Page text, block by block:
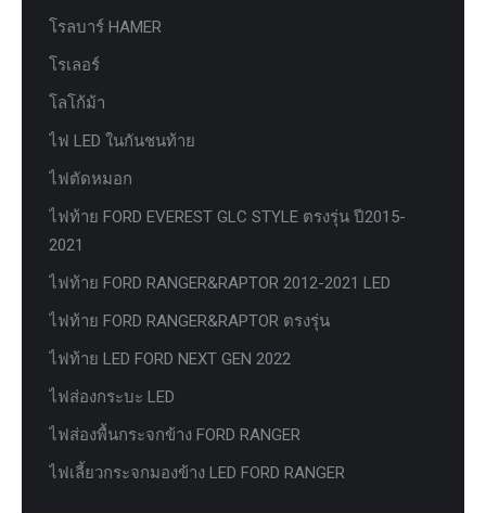
โรลบาร์ HAMER
โรเลอร์
โลโก้ม้า
ไฟ LED ในกันชนท้าย
ไฟตัดหมอก
ไฟท้าย FORD EVEREST GLC STYLE ตรงรุ่น ปี2015-
2021
ไฟท้าย FORD RANGER&RAPTOR 2012-2021 LED
ไฟท้าย FORD RANGER&RAPTOR ตรงรุ่น
ไฟท้าย LED FORD NEXT GEN 2022
ไฟส่องกระบะ LED
ไฟส่องพื้นกระจกข้าง FORD RANGER
ไฟเลี้ยวกระจกมองข้าง LED FORD RANGER